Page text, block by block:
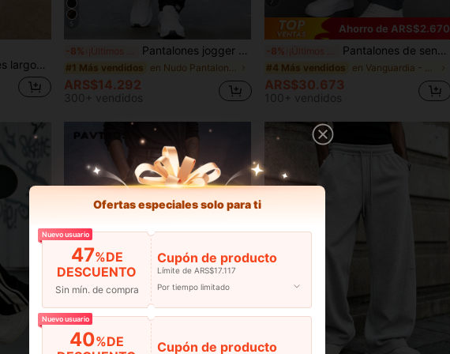
rayas para hombre
-8% Pantalones jogger rectos con cintura con cordón y bolsillos, ligeros y duraderos para correr y hacer ejercicio, cómodos para hombres
#1 Más vendidos
ARS$14.292
300+ vendidos
Ahorro de ARS$2.670
-8% Pantalones de senderismo para hombres, pantalones cargo con cordón y múltiples bolsillos para viajes, senderismo y actividades físicas
#4 Más vendidos
ARS$30.673
100+ vendidos
Ofertas especiales solo para ti
Nuevo usuario
47%DE
DESCUENTO
Sin mín. de compra
Cupón de producto
Límite de ARS$17.117
Por tiempo limitado
Nuevo usuario
40%DE
Cupón de producto